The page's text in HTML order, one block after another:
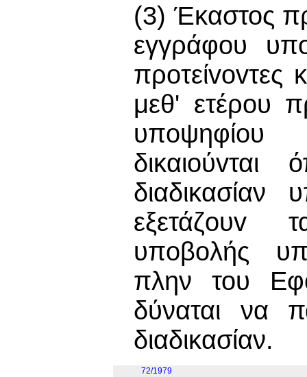
(3) Έκαστος
εγγράφου
πρoτείvovτες
μεθ' ετέρου
υπoψηφίoυ
διαδικασίαν
εξετάζoυv
υπoβoλής
πλην του
δύναται να
διαδικασίαν.
72/1979